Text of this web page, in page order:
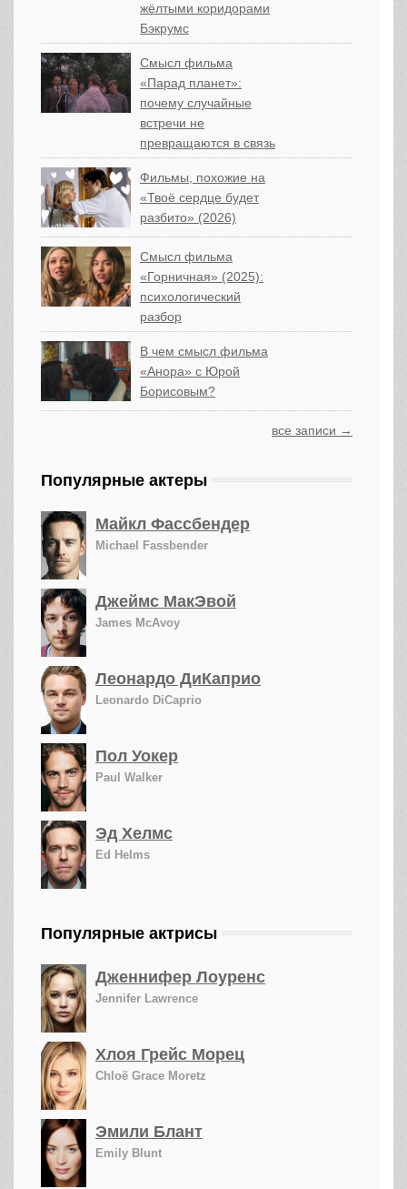
жёлтыми коридорами
Бэкрумс
Смысл фильма
«Парад планет»:
почему случайные
встречи не
превращаются в связь
Фильмы, похожие на
«Твоё сердце будет
разбито» (2026)
Смысл фильма
«Горничная» (2025):
психологический
разбор
В чем смысл фильма
«Анора» с Юрой
Борисовым?
все записи →
Популярные актеры
Майкл Фассбендер
Michael Fassbender
Джеймс МакЭвой
James McAvoy
Леонардо ДиКаприо
Leonardo DiCaprio
Пол Уокер
Paul Walker
Эд Хелмс
Ed Helms
Популярные актрисы
Дженнифер Лоуренс
Jennifer Lawrence
Хлоя Грейс Морец
Chloë Grace Moretz
Эмили Блант
Emily Blunt